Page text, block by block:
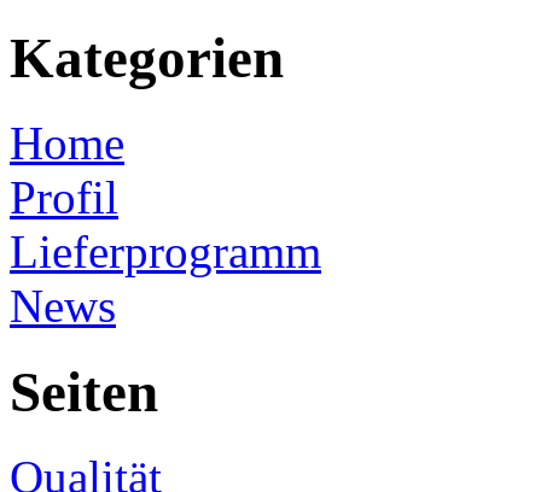
Kategorien
Home
Profil
Lieferprogramm
News
Seiten
Qualität